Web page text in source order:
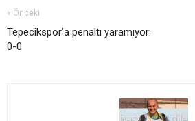
« Önceki
Tepecikspor’a penaltı yaramıyor:
0-0